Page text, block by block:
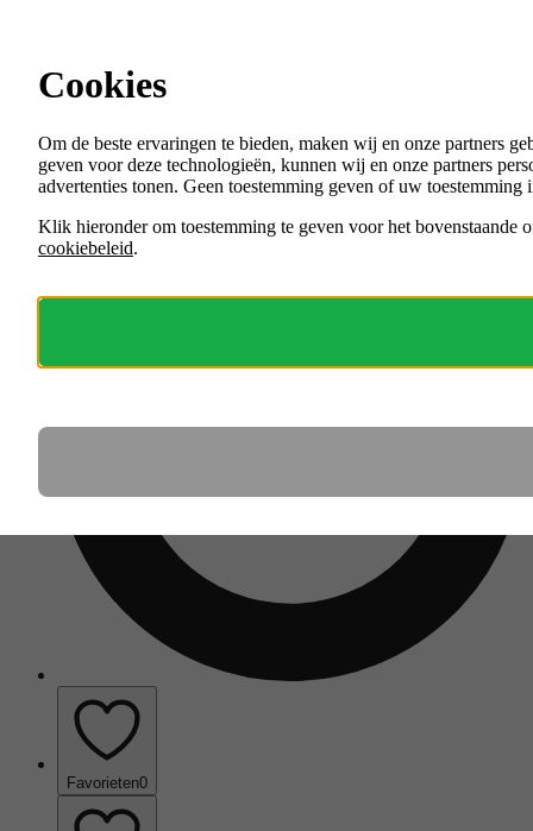
Menu
VACATURES
ORGANISATIES
Favorieten0
Cookies
Om de beste ervaringen te bieden, maken wij en onze partners
geven voor deze technologieën, kunnen wij en onze partners
advertenties tonen. Geen toestemming geven of uw
Klik hieronder om toestemming te geven voor het bovenstaande
cookiebeleid.